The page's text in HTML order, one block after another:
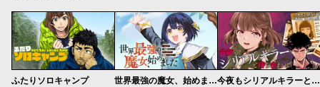
ふたりソロキャンプ 世界最強の魔女、始めました ～私だけ『攻略サイト』を見れる世界で自由に生きます～ 今夜もシリアルキラーと待ち合わせ